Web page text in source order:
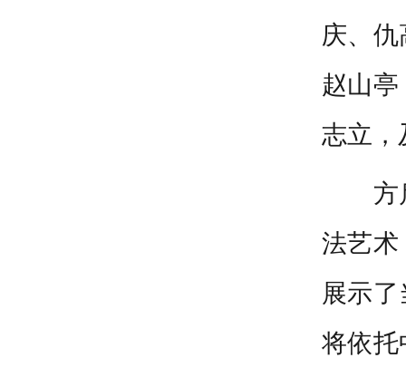
庆、
赵山
志立，
方
法艺术
展示
将依托